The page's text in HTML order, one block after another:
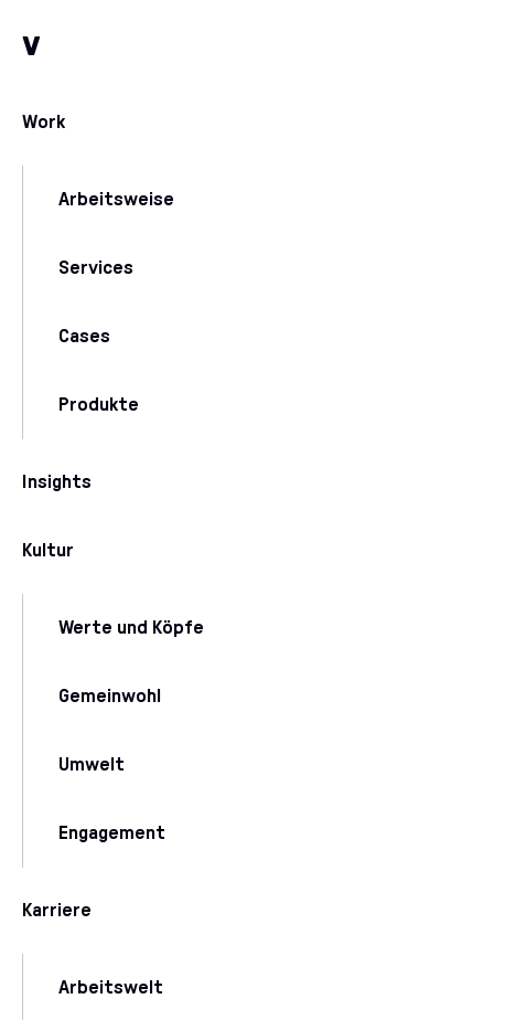
v
Work
Arbeitsweise
Services
Cases
Produkte
Insights
Kultur
Werte und Köpfe
Gemeinwohl
Umwelt
Engagement
Karriere
Arbeitswelt